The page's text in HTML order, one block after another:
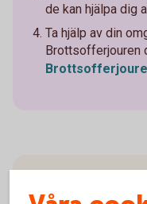
de kan hjälpa dig
Ta hjälp av din
Brottsofferjouren
Lär dig